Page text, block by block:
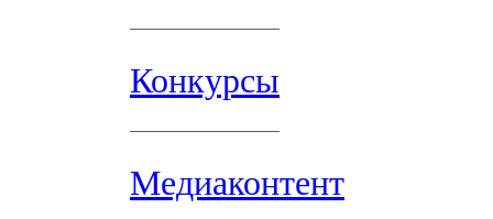
Конкурсы
Медиаконтент